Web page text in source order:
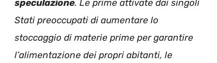
speculazione. Le prime attivate dai singoli
Stati preoccupati di aumentare lo
stoccaggio di materie prime per garantire
l’alimentazione dei propri abitanti, le